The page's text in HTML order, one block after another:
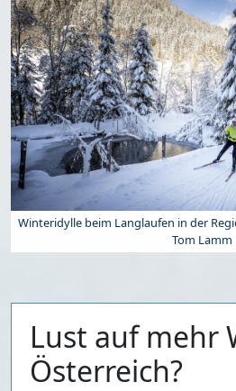
Winteridylle beim Langlaufen in der
Tom Lamm
Lust auf mehr
Österreich?